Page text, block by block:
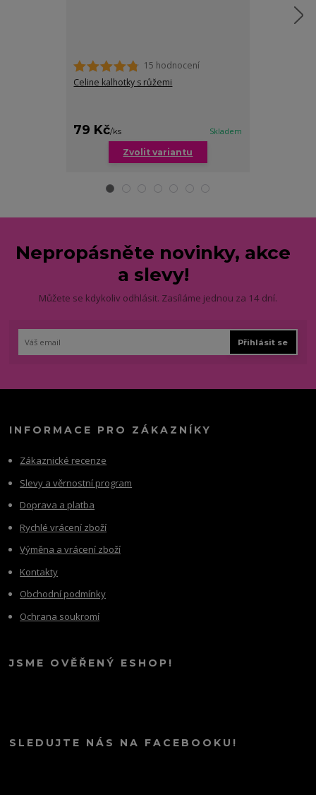
15 hodnocení
Celine kalhotky s růžemi
79 Kč/ks Skladem
Zvolit variantu
Nepropásněte novinky, akce
a slevy!
Můžete se kdykoliv odhlásit. Zasíláme jednou za 14 dní.
Přihlásit se
INFORMACE PRO ZÁKAZNÍKY
Zákaznické recenze
Slevy a věrnostní program
Doprava a platba
Rychlé vrácení zboží
Výměna a vrácení zboží
Kontakty
Obchodní podmínky
Ochrana soukromí
JSME OVĚŘENÝ ESHOP!
SLEDUJTE NÁS NA FACEBOOKU!